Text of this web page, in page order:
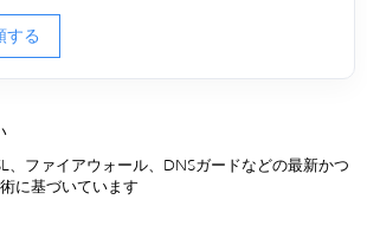
する
、ファイアウォール、DNSガードなどの最新かつ
に基づいています